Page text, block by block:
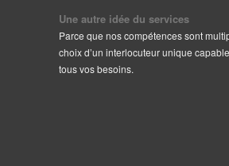
Une autre idée du services
Parce que nos compétences sont
choix d’un interlocuteur unique
tous vos besoins.